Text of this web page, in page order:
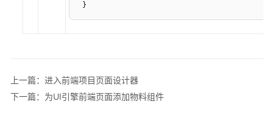
解
}
上一篇：进入前端项目页面设计器
下一篇：为UI引擎前端页面添加物料组件